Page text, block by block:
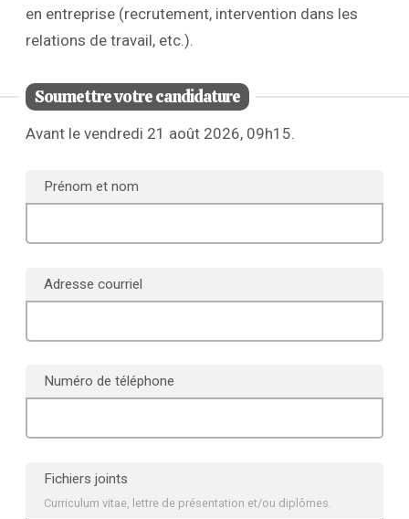
en entreprise (recrutement, intervention dans les
relations de travail, etc.).
Soumettre votre candidature
Avant le vendredi 21 août 2026, 09h15.
Prénom et nom
Adresse courriel
Numéro de téléphone
Fichiers joints
Curriculum vitae, lettre de présentation et/ou diplômes.